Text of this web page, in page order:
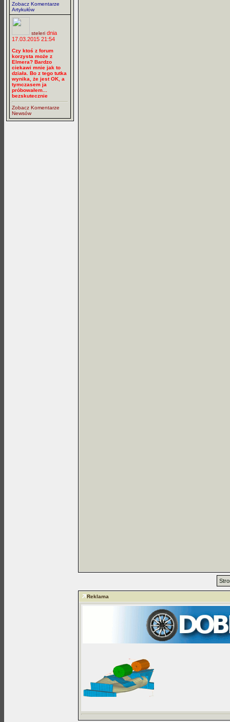
Zobacz Komentarze
Artykułów
steleri dnia
17.03.2015 21:54
Czy ktoś z forum
korzysta może z
Elmera? Bardzo
ciekawi mnie jak to
działa. Bo z tego tutka
wynika, że jest OK, a
tymczasem ja
próbowałem...
bezskutecznie
Zobacz Komentarze
Newsów
Reklama